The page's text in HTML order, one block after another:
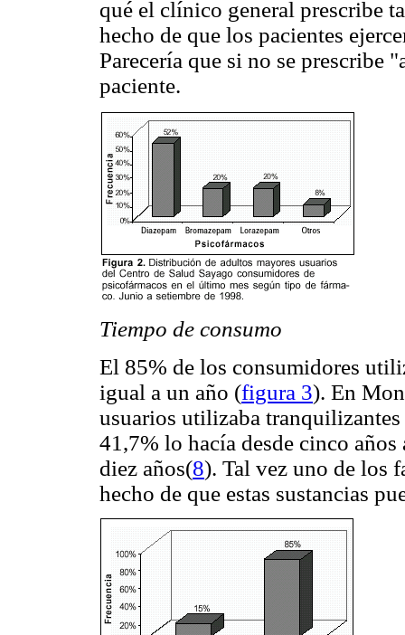
qué el clínico general prescribe
hecho de que los pacientes
Parecería que si no se prescribe
paciente.
Tiempo de consumo
El 85% de los consumidores
igual a un año (figura 3). En
usuarios utilizaba tranquilizantes
41,7% lo hacía desde cinco años
diez años(8). Tal vez uno de los
hecho de que estas sustancias